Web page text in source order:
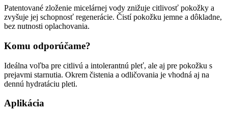
Patentované zloženie micelárnej vody znižuje citlivosť pokožky a
zvyšuje jej schopnosť regenerácie. Čistí pokožku jemne a dôkladne,
bez nutnosti oplachovania.
Komu odporúčame?
Ideálna voľba pre citlivú a intolerantnú pleť, ale aj pre pokožku s
prejavmi starnutia. Okrem čistenia a odličovania je vhodná aj na
dennú hydratáciu pleti.
Aplikácia